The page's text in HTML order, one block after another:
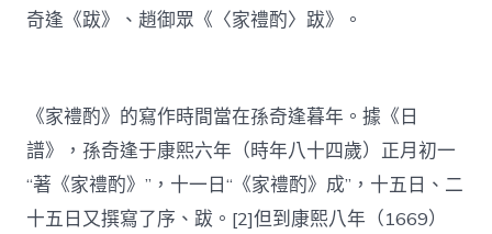
奇逢《跋》、趙御眾《〈家禮酌〉跋》。
《家禮酌》的寫作時間當在孫奇逢暮年。據《日
譜》，孫奇逢于康熙六年（時年八十四歲）正月初一
“著《家禮酌》”，十一日“《家禮酌》成”，十五日、二
十五日又撰寫了序、跋。[2]但到康熙八年（1669）